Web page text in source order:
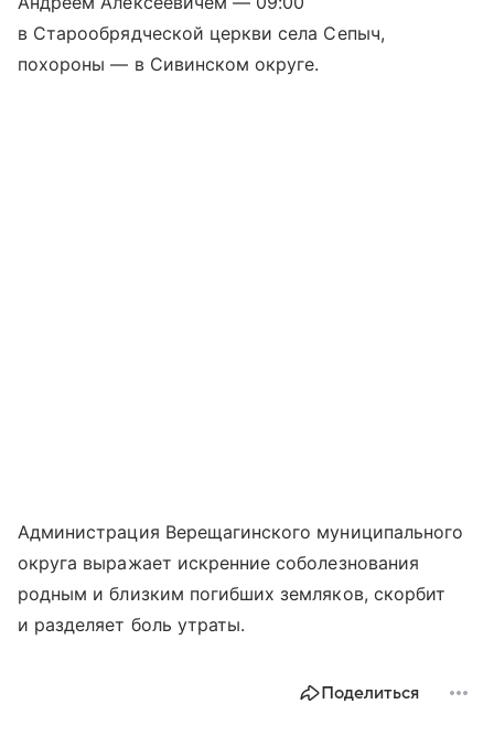
в Старообрядческой церкви села Сепыч,
похороны — в Сивинском округе.
Администрация Верещагинского муниципального
округа выражает искренние соболезнования
родным и близким погибших земляков, скорбит
и разделяет боль утраты.
Поделиться